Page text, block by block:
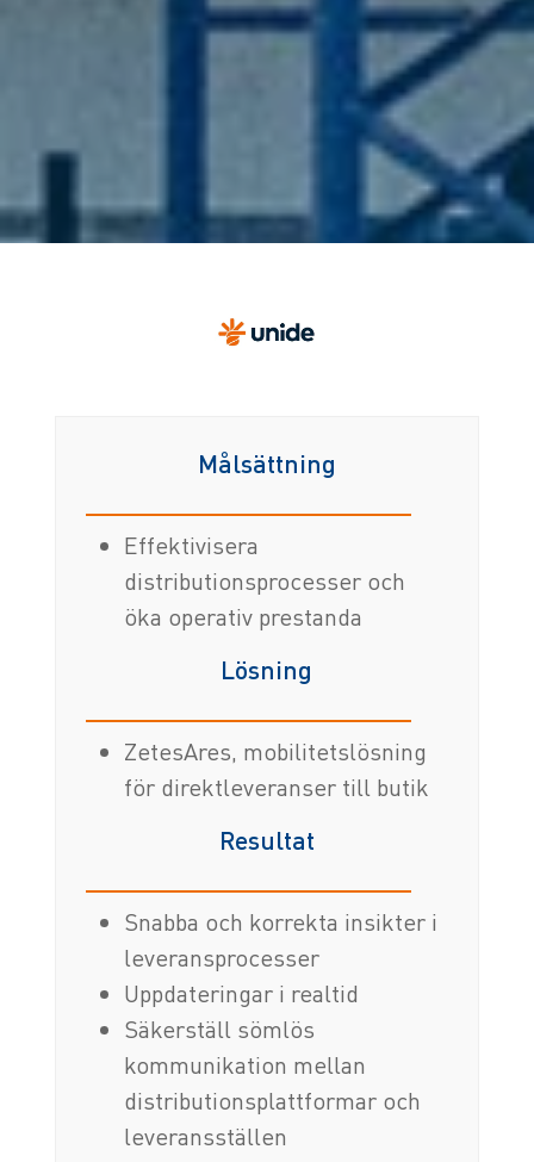
Målsättning
Effektivisera
distributionsprocesser och
öka operativ prestanda
Lösning
ZetesAres, mobilitetslösning
för direktleveranser till butik
Resultat
Snabba och korrekta insikter i
leveransprocesser
Uppdateringar i realtid
Säkerställ sömlös
kommunikation mellan
distributionsplattformar och
leveransställen